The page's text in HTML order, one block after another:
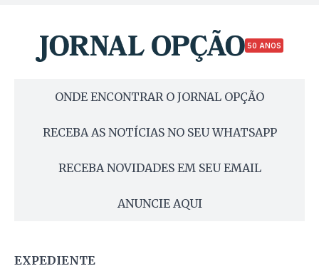
50 ANOS
ONDE ENCONTRAR O JORNAL OPÇÃO
RECEBA AS NOTÍCIAS NO SEU WHATSAPP
RECEBA NOVIDADES EM SEU EMAIL
ANUNCIE AQUI
EXPEDIENTE